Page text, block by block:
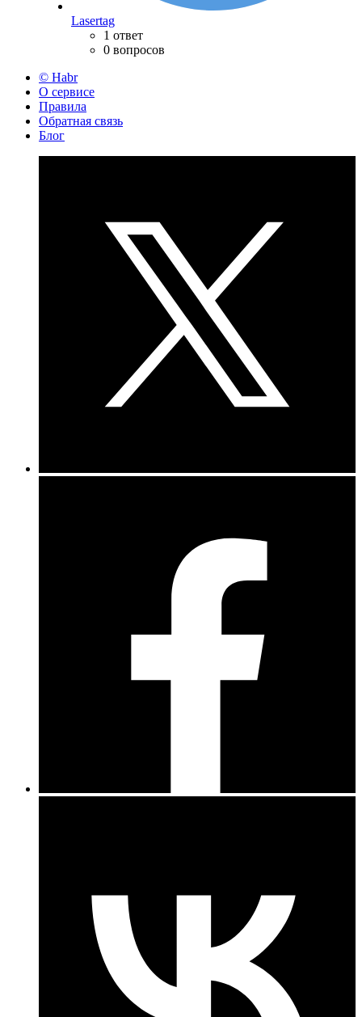
Lasertag
1 ответ
0 вопросов
© Habr
О сервисе
Правила
Обратная связь
Блог